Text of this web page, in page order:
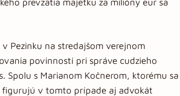
Pezinku na stredajšom verejnom
povinností pri správe cudzieho
Spolu s Marianom Kočnerom, ktorému sa
v tomto prípade aj advokát